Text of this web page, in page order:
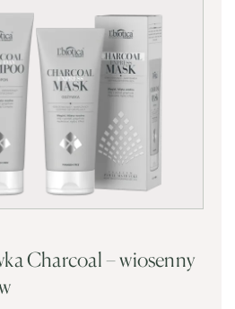
Charcoal – wiosenny